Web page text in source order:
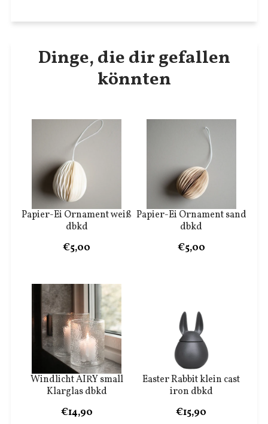
Dinge, die dir gefallen
könnten
Papier-Ei Ornament weiß
dbkd
€5,00
Papier-Ei Ornament sand
dbkd
€5,00
Windlicht AIRY small
Klarglas dbkd
€14,90
Easter Rabbit klein cast
iron dbkd
€15,90